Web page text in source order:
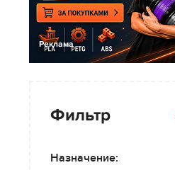
Реклама
Фильтр
Назначение: